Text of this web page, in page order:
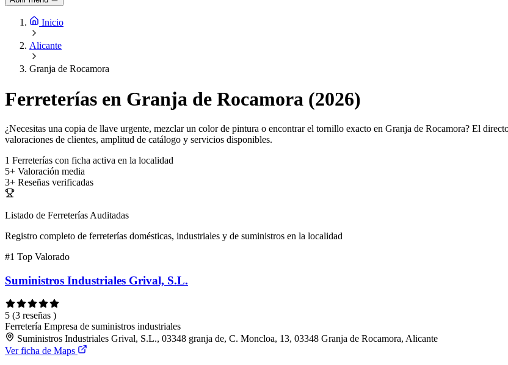
Inicio
Alicante
Granja de Rocamora
Ferreterías en Granja de Rocamora (2026)
¿Necesitas una copia de llave urgente, mezclar un color de pintura o encontrar el tornillo exacto en Granja de Rocamora? El
valoraciones de clientes, amplitud de catálogo y servicios disponibles.
1 Ferreterías con ficha activa en la localidad
5+ Valoración media
3+ Reseñas verificadas
Listado de Ferreterías Auditadas
Registro completo de ferreterías domésticas, industriales y de suministros en la localidad
#1 Top Valorado
Suministros Industriales Grival, S.L.
5 (3 reseñas )
Ferretería Empresa de suministros industriales
Suministros Industriales Grival, S.L., 03348 granja de, C. Moncloa, 13, 03348 Granja de Rocamora, Alicante
Ver ficha de Maps